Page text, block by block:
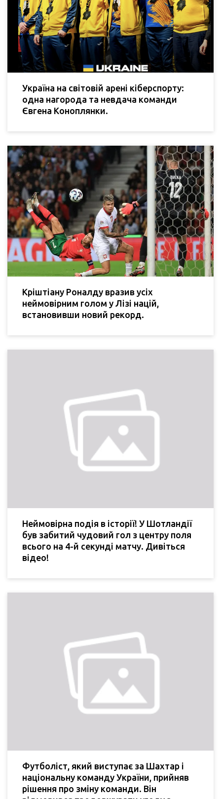
Україна на світовій арені кіберспорту:
одна нагорода та невдача команди
Євгена Коноплянки.
Кріштіану Роналду вразив усіх
неймовірним голом у Лізі націй,
встановивши новий рекорд.
Неймовірна подія в історії! У Шотландії
був забитий чудовий гол з центру поля
всього на 4-й секунді матчу. Дивіться
відео!
Футболіст, який виступає за Шахтар і
національну команду України, прийняв
рішення про зміну команди. Він